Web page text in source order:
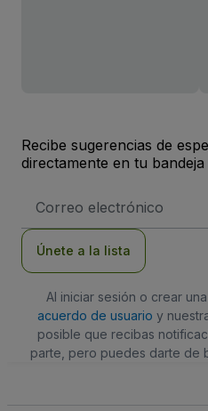
Recibe sugerencias de
directamente en tu
de
Únete a la lista
Al iniciar sesión o crear
acuerdo de usuario y
posible que recibas
parte, pero puedes darte de